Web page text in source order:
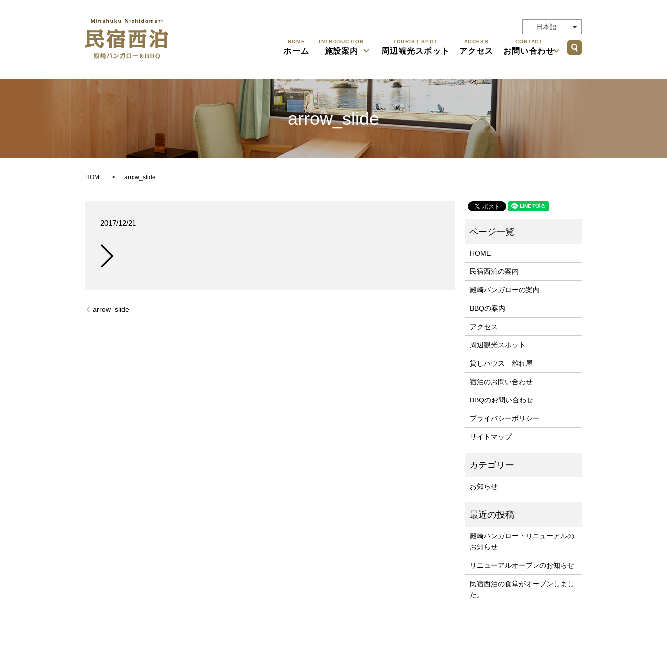
日本語
HOME
ホーム
INTRODUCTION
施設案内
TOURIST SPOT
周辺観光スポット
ACCESS
アクセス
CONTACT
お問い合わせ
arrow_slide
HOME arrow_slide
2017/12/21
arrow_slide
HOME
民宿西泊の案内
殿崎バンガローの案内
BBQの案内
アクセス
周辺観光スポット
貸しハウス 離れ屋
宿泊のお問い合わせ
BBQのお問い合わせ
プライバシーポリシー
サイトマップ
お知らせ
殿崎バンガロー・リニューアルの
お知らせ
リニューアルオープンのお知らせ
民宿西泊の食堂がオープンしまし
た。